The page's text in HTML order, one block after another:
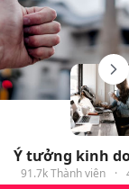
Ý tưởng kinh
91.7k Thành viên ·